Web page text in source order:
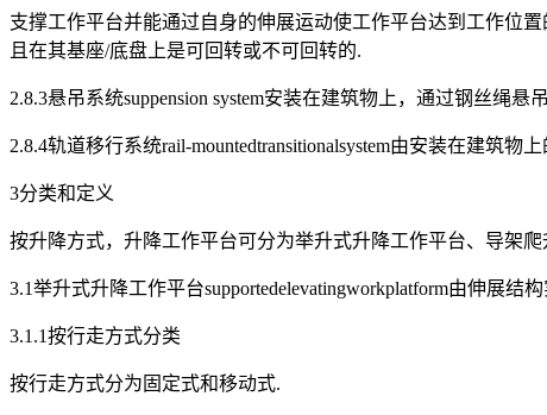
支撑工作平台并能通过自身的伸展运动使工作平台达到工作位
且在其基座/底盘上是可回转或不可回转的.
2.8.3悬吊系统suppension system安装在建筑物上，通过钢丝绳悬
2.8.4轨道移行系统rail-mountedtransitionalsystem由安装在建筑
3分类和定义
按升降方式，升降工作平台可分为举升式升降工作平台、导架
3.1举升式升降工作平台supportedelevatingworkplatform由伸展
3.1.1按行走方式分类
按行走方式分为固定式和移动式.